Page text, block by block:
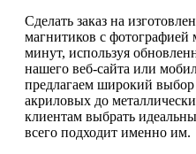
Сделать заказ на
магнитиков с фотографией
минут, используя
нашего веб-сайта или
предлагаем широкий выбор
акриловых до
клиентам выбрать
всего подходит именно им.